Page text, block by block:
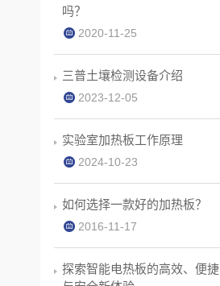
吗？
2020-11-25
三普土壤检测设备介绍
2023-12-05
实验室加热板工作原理
2024-10-23
如何选择一款好的加热板？
2016-11-17
探索智能电热板的高效、便捷